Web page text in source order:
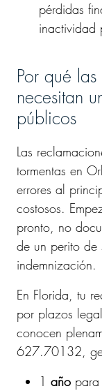
pérdidas
inactividad
Por qué
necesitan
públicos
Las
tormentas en
errores al
costosos.
pronto, no
de un perito de
indemnización.
En Florida, tu
por plazos
conocen
627.70132,
1 año